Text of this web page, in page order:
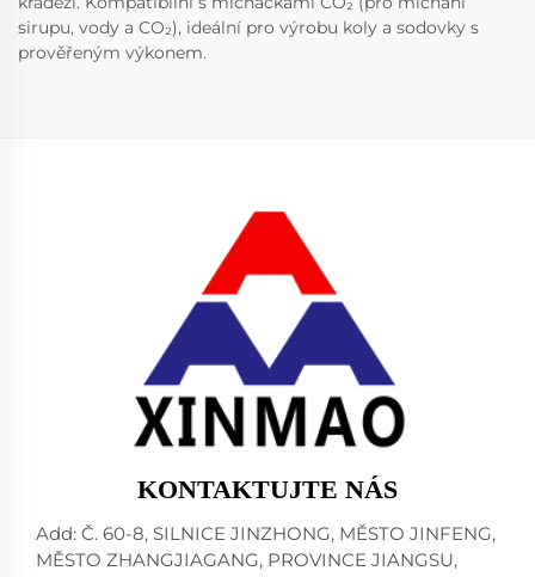
sirupu, vody a CO₂), ideální pro výrobu koly a sodovky s
prověřeným výkonem.
KONTAKTUJTE NÁS
Add: Č. 60-8, SILNICE JINZHONG, MĚSTO JINFENG,
MĚSTO ZHANGJIAGANG, PROVINCE JIANGSU,